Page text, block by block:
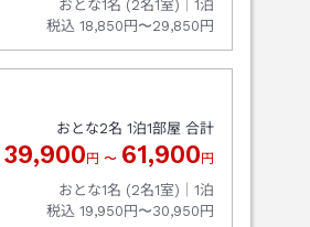
おとな1名 (2名1室)｜ 1泊
税込 18,850円〜29,850円
おとな2名 1泊1部屋 合計
39,900 円 〜 61,900 円
おとな1名 (2名1室)｜ 1泊
税込 19,950円〜30,950円